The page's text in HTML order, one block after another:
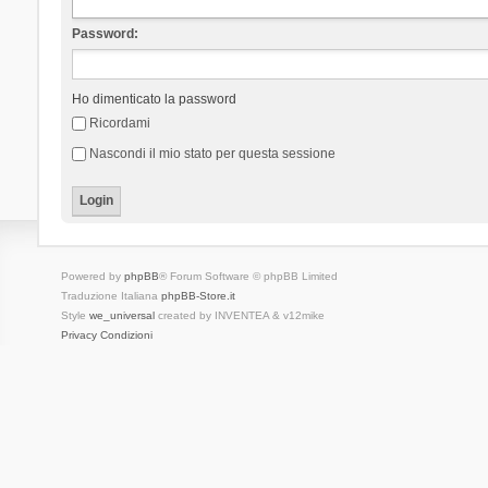
Password:
Ho dimenticato la password
Ricordami
Nascondi il mio stato per questa sessione
Powered by phpBB® Forum Software © phpBB Limited
Traduzione Italiana phpBB-Store.it
Style we_universalcreated by INVENTEA & v12mike
Privacy Condizioni